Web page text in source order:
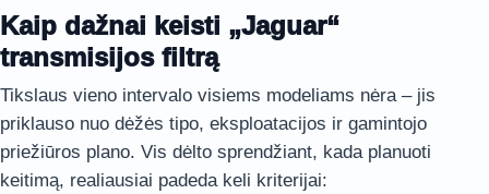
Kaip dažnai keisti „Jaguar“
transmisijos filtrą
Tikslaus vieno intervalo visiems modeliams nėra – jis
priklauso nuo dėžės tipo, eksploatacijos ir gamintojo
priežiūros plano. Vis dėlto sprendžiant, kada planuoti
keitimą, realiausiai padeda keli kriterijai: